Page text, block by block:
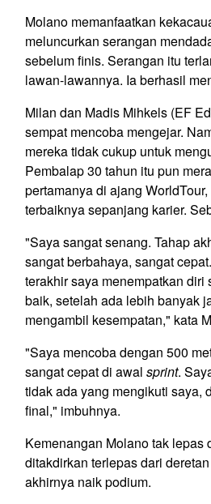
Molano memanfaatkan
meluncurkan serangan
sebelum finis. Serangan itu
lawan-lawannya. Ia berhasil
Milan dan Madis Mihkels (EF
sempat mencoba mengejar.
mereka tidak cukup untuk
Pembalap 30 tahun itu pun
pertamanya di ajang
terbaiknya sepanjang karier.
"Saya sangat senang. Tahap
sangat berbahaya, sangat
terakhir saya menempatkan diri
baik, setelah ada lebih banyak
mengambil kesempatan," kata
"Saya mencoba dengan 500
sangat cepat di awal sprint.
tidak ada yang mengikuti saya,
final," imbuhnya.
Kemenangan Molano tak lepas
ditakdirkan terlepas dari
akhirnya naik podium.